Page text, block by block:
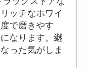
ッチなホワイ
で磨きやす
なります。継
った気がしま